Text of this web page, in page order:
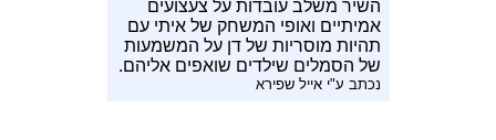
השיר משלב עובדות על צעצועים
אמיתיים ואופי המשחק של איתי עם
תהיות מוסריות של דן על המשמעות
של הסמלים שילדים שואפים אליהם.
נכתב ע"י אייל שפירא